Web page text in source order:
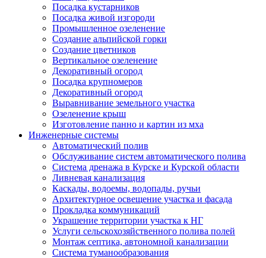
Посадка кустарников
Посадка живой изгороди
Промышленное озеленение
Создание альпийской горки
Создание цветников
Вертикальное озеленение
Декоративный огород
Посадка крупномеров
Декоративный огород
Выравнивание земельного участка
Озеленение крыш
Изготовление панно и картин из мха
Инженерные системы
Автоматический полив
Обслуживание систем автоматического полива
Система дренажа в Курске и Курской области
Ливневая канализация
Каскады, водоемы, водопады, ручьи
Архитектурное освещение участка и фасада
Прокладка коммуникаций
Украшение территории участка к НГ
Услуги сельскохозяйственного полива полей
Монтаж септика, автономной канализации
Система туманообразования